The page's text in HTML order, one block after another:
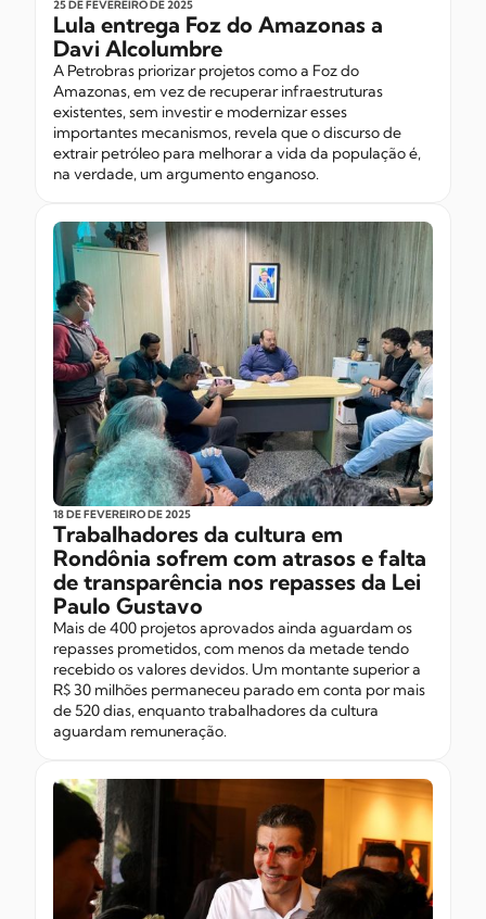
25 DE FEVEREIRODE 2025
Lula entrega Foz do Amazonas a
Davi Alcolumbre
A Petrobras priorizar projetos como a Foz do
Amazonas, em vez de recuperar infraestruturas
existentes, sem investir e modernizar esses
importantes mecanismos, revela que o discurso de
extrair petróleo para melhorar a vida da população é,
na verdade, um argumento enganoso.
18 DE FEVEREIRODE 2025
Trabalhadores da cultura em
Rondônia sofrem com atrasos e falta
de transparência nos repasses da Lei
Paulo Gustavo
Mais de 400 projetos aprovados ainda aguardam os
repasses prometidos, com menos da metade tendo
recebido os valores devidos. Um montante superior a
R$ 30 milhões permaneceu parado em conta por mais
de 520 dias, enquanto trabalhadores da cultura
aguardam remuneração.